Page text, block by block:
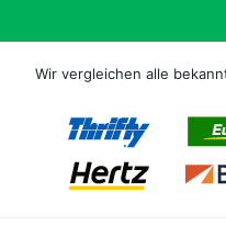
Wir vergleichen alle